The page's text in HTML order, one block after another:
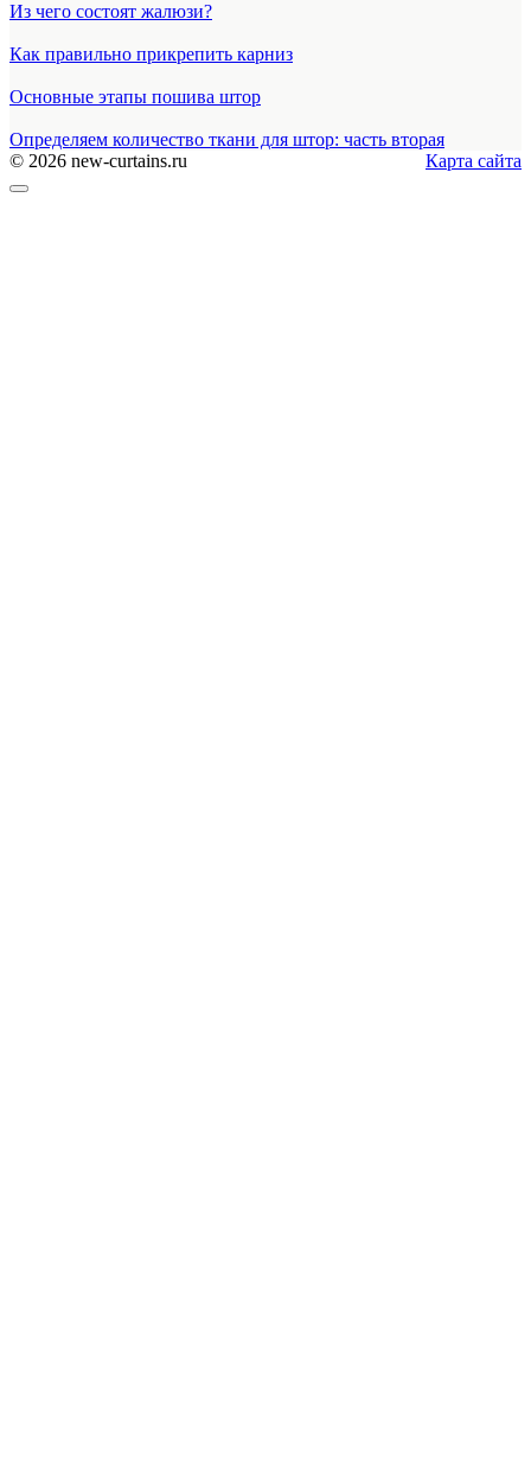
Из чего состоят жалюзи?
Как правильно прикрепить карниз
Основные этапы пошива штор
Определяем количество ткани для штор: часть вторая
© 2026 new-curtains.ru
Карта сайта